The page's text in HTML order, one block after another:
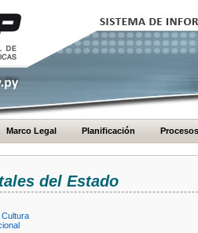
Marco Legal Planificación Procesos
del Estado